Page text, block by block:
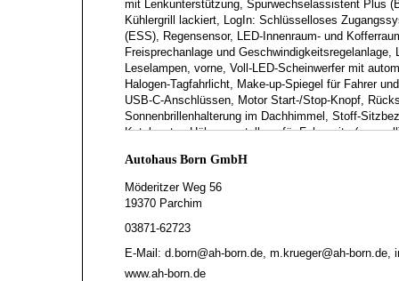
mit Lenkunterstützung, Spurwechselassistent Plus
Kühlergrill lackiert, LogIn: Schlüsselloses
(ESS), Regensensor, LED-Innenraum- und
Freisprechanlage und
Leselampen, vorne, Voll-LED-Scheinwerfer mit
Halogen-Tagfahrlicht, Make-up-Spiegel für Fahrer
USB-C-Anschlüssen, Motor Start-/Stop-Knopf,
Sonnenbrillenhalterung im Dachhimmel, Stoff-
Katalysator, Höhenverstellung für Fahrersitz
Autohaus Born GmbH
Möderitzer Weg 56
19370 Parchim
03871-62723
E-Mail: d.born@ah-born.de, m.krueger@ah-born.de,
www.ah-born.de